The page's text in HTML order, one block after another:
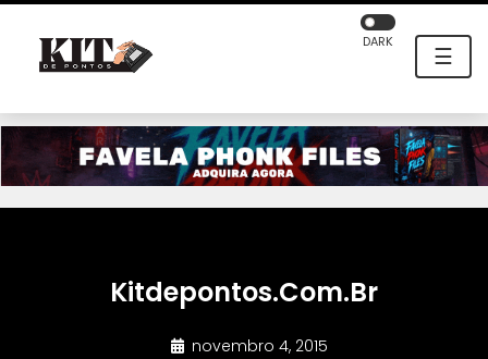
☰
DARK
Kitdepontos.Com.Br
novembro 4, 2015